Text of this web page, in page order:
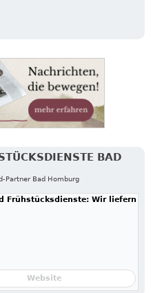
BAD
Partner Bad Homburg
Frühstücksdienste: Wir liefern
Website